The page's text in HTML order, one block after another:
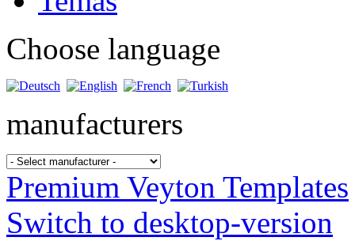
Choose language
manufacturers
Premium Veyton Templates
Switch to desktop-version